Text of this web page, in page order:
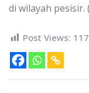
di wilayah pesisir.
Post Views: 117